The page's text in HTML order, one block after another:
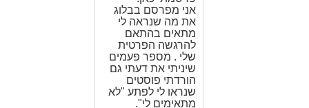
אני מפרסם בבלוג
את מה שנראה לי
מתאים בהתאם
להרגשה הפרטית
שלי . מספר פעמים
שיניתי את דעתי גם
הורדתי פוסטים
שנראו לי לפתע "לא
מתאימים לי".